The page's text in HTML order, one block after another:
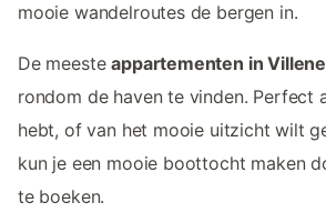
mooie wandelroutes de bergen in.
De meesteappartementen in
rondom de haven te vinden. Perfect
hebt, of van het mooie uitzicht wilt
kun je een mooie boottocht maken
te boeken.